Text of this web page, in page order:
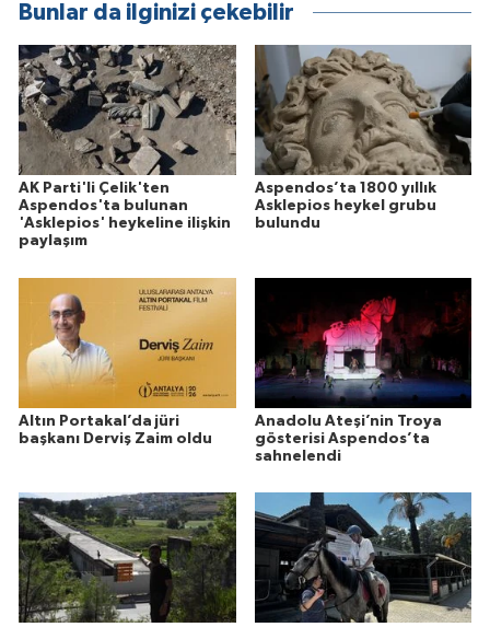
Bunlar da ilginizi çekebilir
AK Parti'li Çelik'ten
Aspendos'ta bulunan
'Asklepios' heykeline ilişkin
paylaşım
Aspendos’ta 1800 yıllık
Asklepios heykel grubu
bulundu
Altın Portakal’da jüri
başkanı Derviş Zaim oldu
Anadolu Ateşi’nin Troya
gösterisi Aspendos’ta
sahnelendi